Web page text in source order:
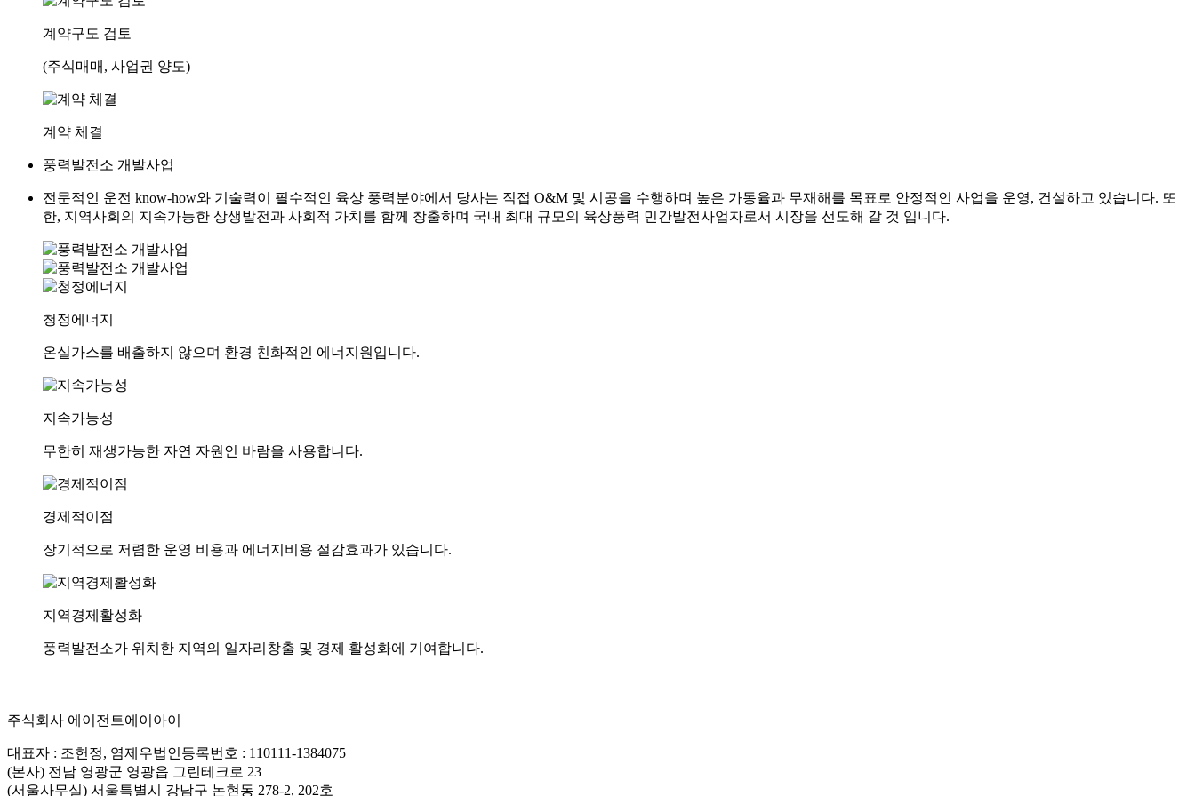
계약구도 검토
(주식매매, 사업권 양도)
계약 체결
풍력발전소 개발사업
전문적인 운전 know-how와 기술력이 필수적인 육상 풍력분야에서 당사는 직접 O&M 및 시공을 수행하며 높은 가동율과 무재해를 목표로 안정적인 사업을 운영, 건설하고 있습니다. 또
한, 지역사회의 지속가능한 상생발전과 사회적 가치를 함께 창출하며 국내 최대 규모의 육상풍력 민간발전사업자로서 시장을 선도해 갈 것 입니다.
청정에너지
온실가스를 배출하지 않으며 환경 친화적인 에너지원입니다.
지속가능성
무한히 재생가능한 자연 자원인 바람을 사용합니다.
경제적이점
장기적으로 저렴한 운영 비용과 에너지비용 절감효과가 있습니다.
지역경제활성화
풍력발전소가 위치한 지역의 일자리창출 및 경제 활성화에 기여합니다.
주식회사 에이전트에이아이
대표자 : 조헌정, 염제우법인등록번호 : 110111-1384075
(본사) 전남 영광군 영광읍 그린테크로 23
(서울사무실) 서울특별시 강남구 논현동 278-2, 202호